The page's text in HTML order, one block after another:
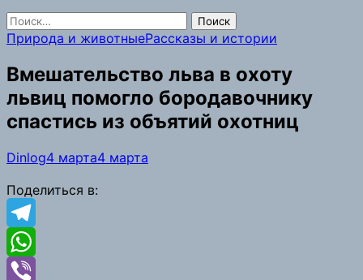
Найти:
Природа и животныеРассказы и истории
Вмешательство льва в охоту
львиц помогло бородавочнику
спастись из объятий охотниц
Dinlog4 марта4 марта
Поделиться в:
Telegram
WhatsApp